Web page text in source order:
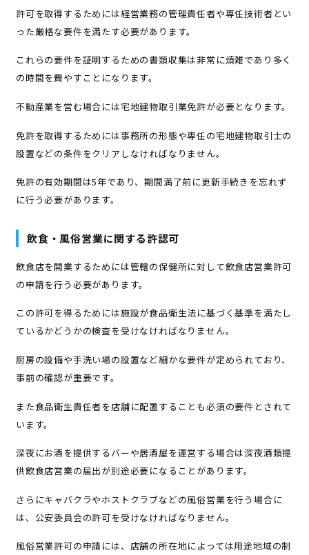
許可を取得するためには経営業務の管理責任者や専任技術者とい
った厳格な要件を満たす必要があります。
これらの要件を証明するための書類収集は非常に煩雑であり多く
の時間を費やすことになります。
不動産業を営む場合には宅地建物取引業免許が必要となります。
免許を取得するためには事務所の形態や専任の宅地建物取引士の
設置などの条件をクリアしなければなりません。
免許の有効期間は5年であり、期間満了前に更新手続きを忘れず
に行う必要があります。
飲食・風俗営業に関する許認可
飲食店を開業するためには管轄の保健所に対して飲食店営業許可
の申請を行う必要があります。
この許可を得るためには施設が食品衛生法に基づく基準を満たし
ているかどうかの検査を受けなければなりません。
厨房の設備や手洗い場の設置など細かな要件が定められており、
事前の確認が重要です。
また食品衛生責任者を店舗に配置することも必須の要件とされて
います。
深夜にお酒を提供するバーや居酒屋を運営する場合は深夜酒類提
供飲食店営業の届出が別途必要になることがあります。
さらにキャバクラやホストクラブなどの風俗営業を行う場合に
は、公安委員会の許可を受けなければなりません。
風俗営業許可の申請には、店舗の所在地によっては用途地域の制